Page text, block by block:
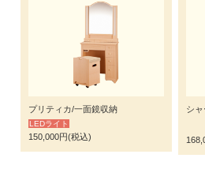
プリティカ/一面鏡収納
LEDライト
150,000円(税込)
シ